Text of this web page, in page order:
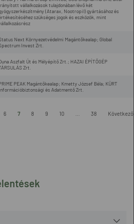
vállalkozások tulajdonában lévő két
(Atarax, Nootropil) gyártásához és
szükséges jogok és eszközök, mint
Next Környezetvédelmi Magántőkealap; Global
Invest Zrt.
Aszfalt Út és Mélyépítő Zrt.; HAZAI ÉPÍTŐGÉP
Zrt.
PEAK Magántőkealap; Kmetty József Béla; KÜRT
és Adatmentő Zrt.
6 7 8 9 10 38 Következő